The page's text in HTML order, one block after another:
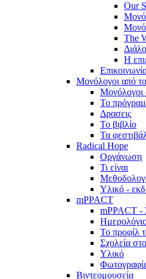
Our
The
Η
Μονόλογοι από
Μονόλογοι
Το
Δρασεις
Το βιβλίο
Τα
Radical Hope
Οργάνωση
Τι είναι
Υλικό -
mPPACT
mPPACT -
Το προφίλ
Σχολεία
Υλικό
Βιντεομουσεία